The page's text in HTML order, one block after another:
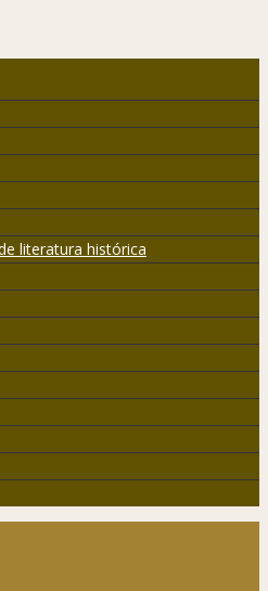
literatura histórica